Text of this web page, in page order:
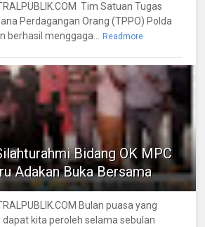
Tim Satuan Tugas
Perdagangan Orang (TPPO) Polda
berhasil menggaga...
Readmore
Bidang OK MPC
Adakan Buka Bersama
Bulan puasa yang
kita peroleh selama sebulan